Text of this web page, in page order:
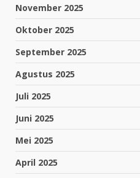
November 2025
Oktober 2025
September 2025
Agustus 2025
Juli 2025
Juni 2025
Mei 2025
April 2025